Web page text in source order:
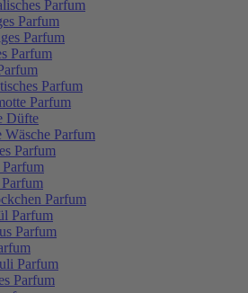
Parfum
Parfum
Parfum
Parfum
Parfum
Parfum
Düfte
Wäsche Parfum
Parfum
Parfum
Parfum
Parfum
Parfum
Parfum
Parfum